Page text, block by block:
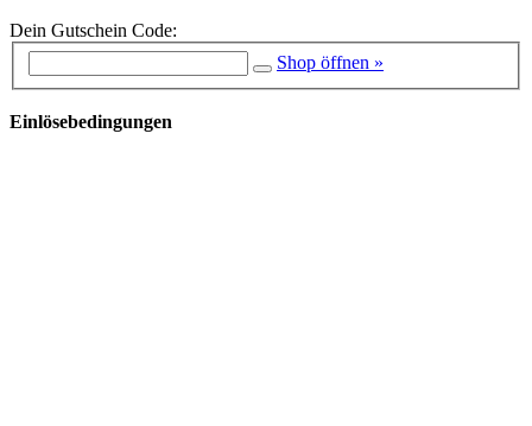
Dein Gutschein Code:
Shop öffnen »
Einlösebedingungen